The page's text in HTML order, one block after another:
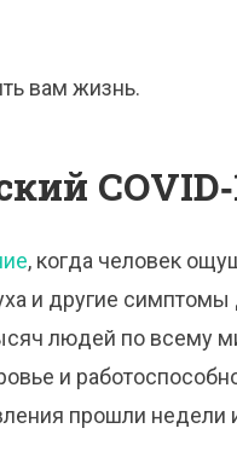
вам жизнь.
, когда человек
и другие
людей по всему
и
прошли